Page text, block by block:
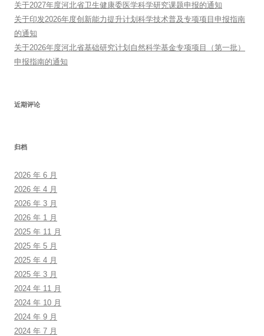
关于2027年度河北省卫生健康委医学科学研究课题申报的通知
关于印发2026年度创新能力提升计划科学技术普及专项项目申报指南
的通知
关于2026年度河北省基础研究计划自然科学基金专项项目（第一批）
申报指南的通知
近期评论
归档
2026 年 6 月
2026 年 4 月
2026 年 3 月
2026 年 1 月
2025 年 11 月
2025 年 5 月
2025 年 4 月
2025 年 3 月
2024 年 11 月
2024 年 10 月
2024 年 9 月
2024 年 7 月